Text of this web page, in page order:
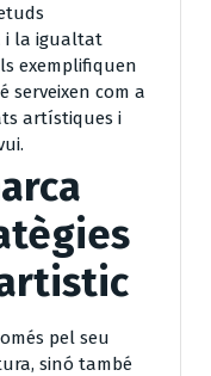
i la igualtat
exemplifiquen
serveixen com a
artístiques i
pel seu
sinó també